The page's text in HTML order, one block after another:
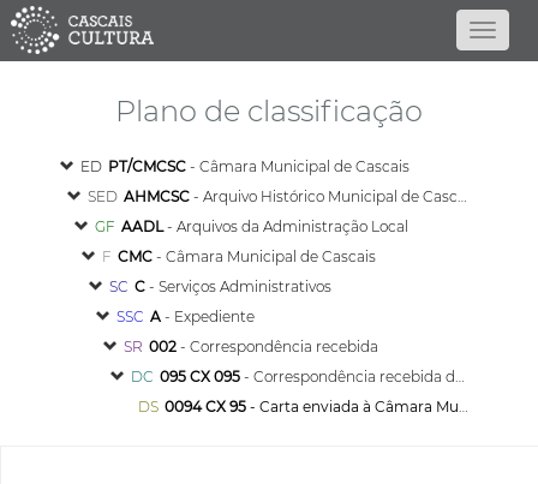
Plano de classificação
ED PT/CMCSC - Câmara Municipal de Cascais
SED AHMCSC - Arquivo Histórico Municipal de Cascais
GF AADL- Arquivos da Administração Local
F CMC - Câmara Municipal de Cascais
SC C - Serviços Administrativos
SSC A - Expediente
SR 002 - Correspondência recebida
DC 095 CX 095 - Correspondência recebida de proveniência diversa - 1918
DS 0094 CX 95 - Carta enviada à Câmara Municipal de Cascais por João Baptista Seguro, remetendo memória descritiva e comprovativo da sua qualificação de engenheiro, como reforço do seu pedido de subsídio para ajuda ao registo da patente do seu invento